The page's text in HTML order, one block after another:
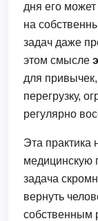
дня его может
на
задач даже
этом смысле
для
перегрузку,
регулярно
Эта практика
медицинскую
задача
вернуть
собственным